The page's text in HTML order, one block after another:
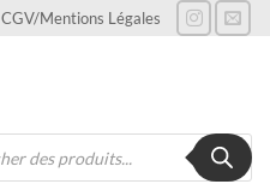
CGV/Mentions Légales